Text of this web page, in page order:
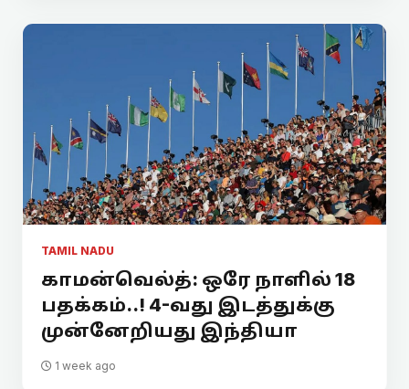
TAMIL NADU
காமன்வெல்த்: ஒரே நாளில் 18
பதக்கம்..! 4-வது இடத்துக்கு
முன்னேறியது இந்தியா
1 week ago